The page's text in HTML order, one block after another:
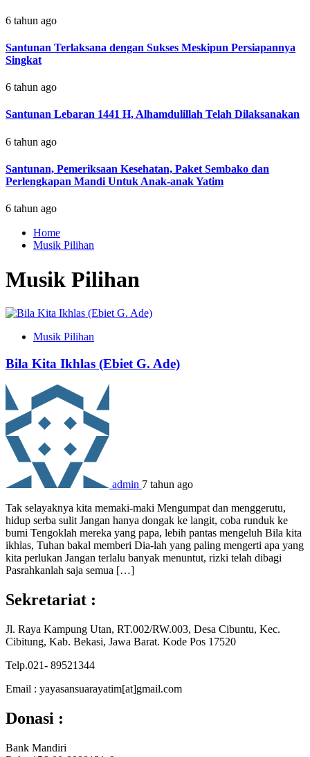
6 tahun ago
Santunan Terlaksana dengan Sukses Meskipun Persiapannya
Singkat
6 tahun ago
Santunan Lebaran 1441 H, Alhamdulillah Telah Dilaksanakan
6 tahun ago
Santunan, Pemeriksaan Kesehatan, Paket Sembako dan
Perlengkapan Mandi Untuk Anak-anak Yatim
6 tahun ago
Home
Musik Pilihan
Musik Pilihan
Musik Pilihan
Bila Kita Ikhlas (Ebiet G. Ade)
admin 7 tahun ago
Tak selayaknya kita memaki-maki Mengumpat dan menggerutu,
hidup serba sulit Jangan hanya dongak ke langit, coba runduk ke
bumi Tengoklah mereka yang papa, lebih pantas mengeluh Bila kita
ikhlas, Tuhan bakal memberi Dia-lah yang paling mengerti apa yang
kita perlukan Jangan terlalu banyak menuntut, rizki telah dibagi
Pasrahkanlah saja semua […]
Sekretariat :
Jl. Raya Kampung Utan, RT.002/RW.003, Desa Cibuntu, Kec.
Cibitung, Kab. Bekasi, Jawa Barat. Kode Pos 17520
Telp.021- 89521344
Email : yayasansuarayatim[at]gmail.com
Donasi :
Bank Mandiri